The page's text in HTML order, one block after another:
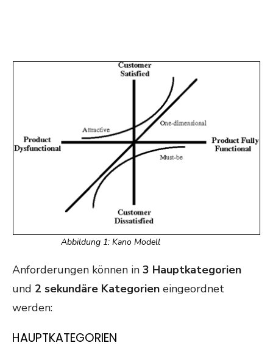
Abbildung 1: Kano Modell
Anforderungen können in 3 Hauptkategorien
und 2 sekundäre Kategorien eingeordnet
werden:
HAUPTKATEGORIEN